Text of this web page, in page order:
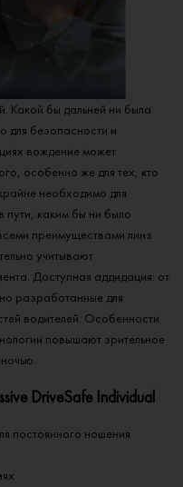
Какой бы дальней ни была
для безопасности и
вождение может
особенно же для тех, кто
необходимо для
каким бы ни было
преимуществами линз
учитывают
Доступная аддидация: от
разработанные для
водителей. Особенности
повышают зрительное
DriveSafe Individual
постоянного ношения